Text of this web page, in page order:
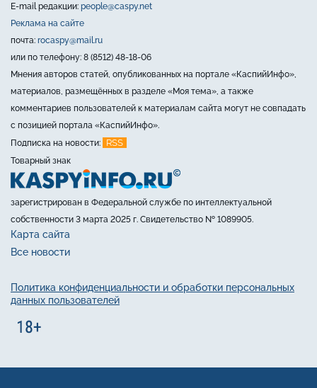
E-mail редакции: people@caspy.net
Реклама на сайте
почта: rocaspy@mail.ru
или по телефону: 8 (8512) 48-18-06
Мнения авторов статей, опубликованных на портале «КаспийИнфо»,
материалов, размещённых в разделе «Моя тема», а также
комментариев пользователей к материалам сайта могут не совпадать
с позицией портала «КаспийИнфо».
Подписка на новости:
RSS
Товарный знак
зарегистрирован в Федеральной службе по интеллектуальной
собственности 3 марта 2025 г. Свидетельство № 1089905.
Карта сайта
Все новости
Политика конфиденциальности и обработки персональных
данных пользователей